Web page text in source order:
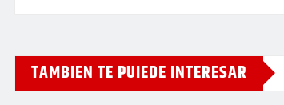
TAMBIEN TE PUIEDE INTERESAR